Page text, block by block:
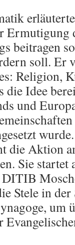
Ermutigung
beitragen
soll. Er
Religion,
die Idee
und
die Aktion
Sie
Stele in der
um